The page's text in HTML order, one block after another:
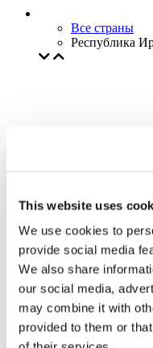
This website uses
We use cookies to
provide social media
We also share
our social media,
may combine it with
provided to them or
Все страны
Республика